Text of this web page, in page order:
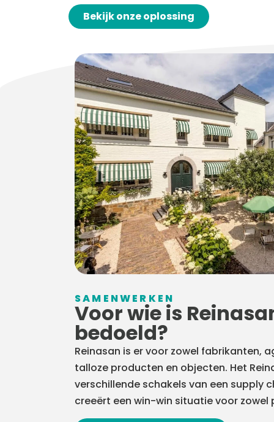
Bekijk onze oplossing
SAMENWERKEN​
Voor wie is
bedoeld?
Reinasan is er voor zowel fabrikanten,
talloze producten en objecten. Het
verschillende schakels van een supply
creeërt een win-win situatie voor zowel